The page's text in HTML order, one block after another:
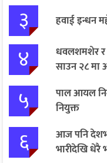
३ हवाई इन्धन
४
धवलशमशेर र
साउन २८ मा
५
पाल आयल
नियुक्त
६
आज पनि
भारीदेखि धेरै